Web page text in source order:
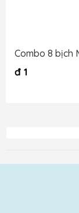
Combo 8 bịch
đ 1